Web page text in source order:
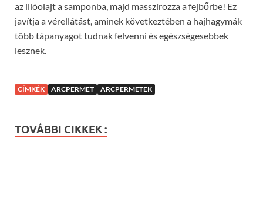
az illóolajt a samponba, majd masszírozza a fejbőrbe! Ez
javítja a vérellátást, aminek következtében a hajhagymák
több tápanyagot tudnak felvenni és egészségesebbek
lesznek.
CÍMKÉK ARCPERMET ARCPERMETEK
TOVÁBBI CIKKEK :